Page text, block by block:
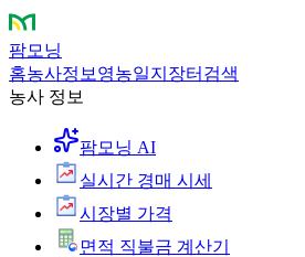
팜모닝
홈농사정보 영농일지 장터 검색
농사 정보
팜모닝 AI
실시간 경매 시세
시장별 가격
면적 직불금 계산기